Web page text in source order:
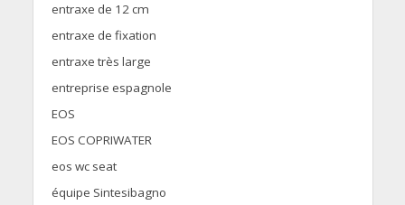
entraxe de 12 cm
entraxe de fixation
entraxe très large
entreprise espagnole
EOS
EOS COPRIWATER
eos wc seat
équipe Sintesibagno